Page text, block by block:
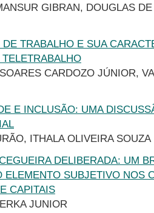
GIBRAN, DOUGLAS
TRABALHO E SUA
CARDOZO JÚNIOR,
E INCLUSÃO: UMA
ITHALA OLIVEIRA SOUZA
DELIBERADA: UM
ELEMENTO SUBJETIVO NOS
CAPITAIS
JUNIOR